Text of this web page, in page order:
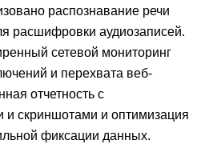
распознавание речи
расшифровки аудиозаписей.
сетевой мониторинг
и перехвата веб-
отчетность с
и скриншотами и оптимизация
фиксации данных.